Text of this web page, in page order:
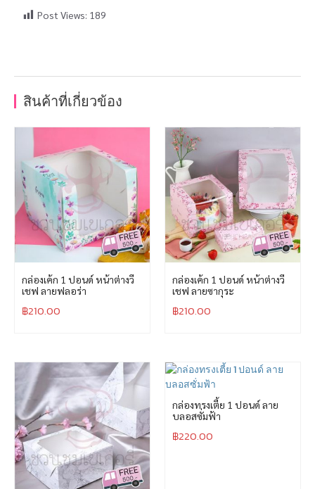
Post Views: 189
สินค้าที่เกี่ยวข้อง
กล่องเค้ก 1 ปอนด์ หน้าต่างวี
เชฟ ลายฟลอร่า
฿210.00
กล่องเค้ก 1 ปอนด์ หน้าต่างวี
เชฟ ลายซากุระ
฿210.00
กล่องทรงเตี้ย 1 ปอนด์ ลาย
บลอสซั่มฟ้า
฿220.00